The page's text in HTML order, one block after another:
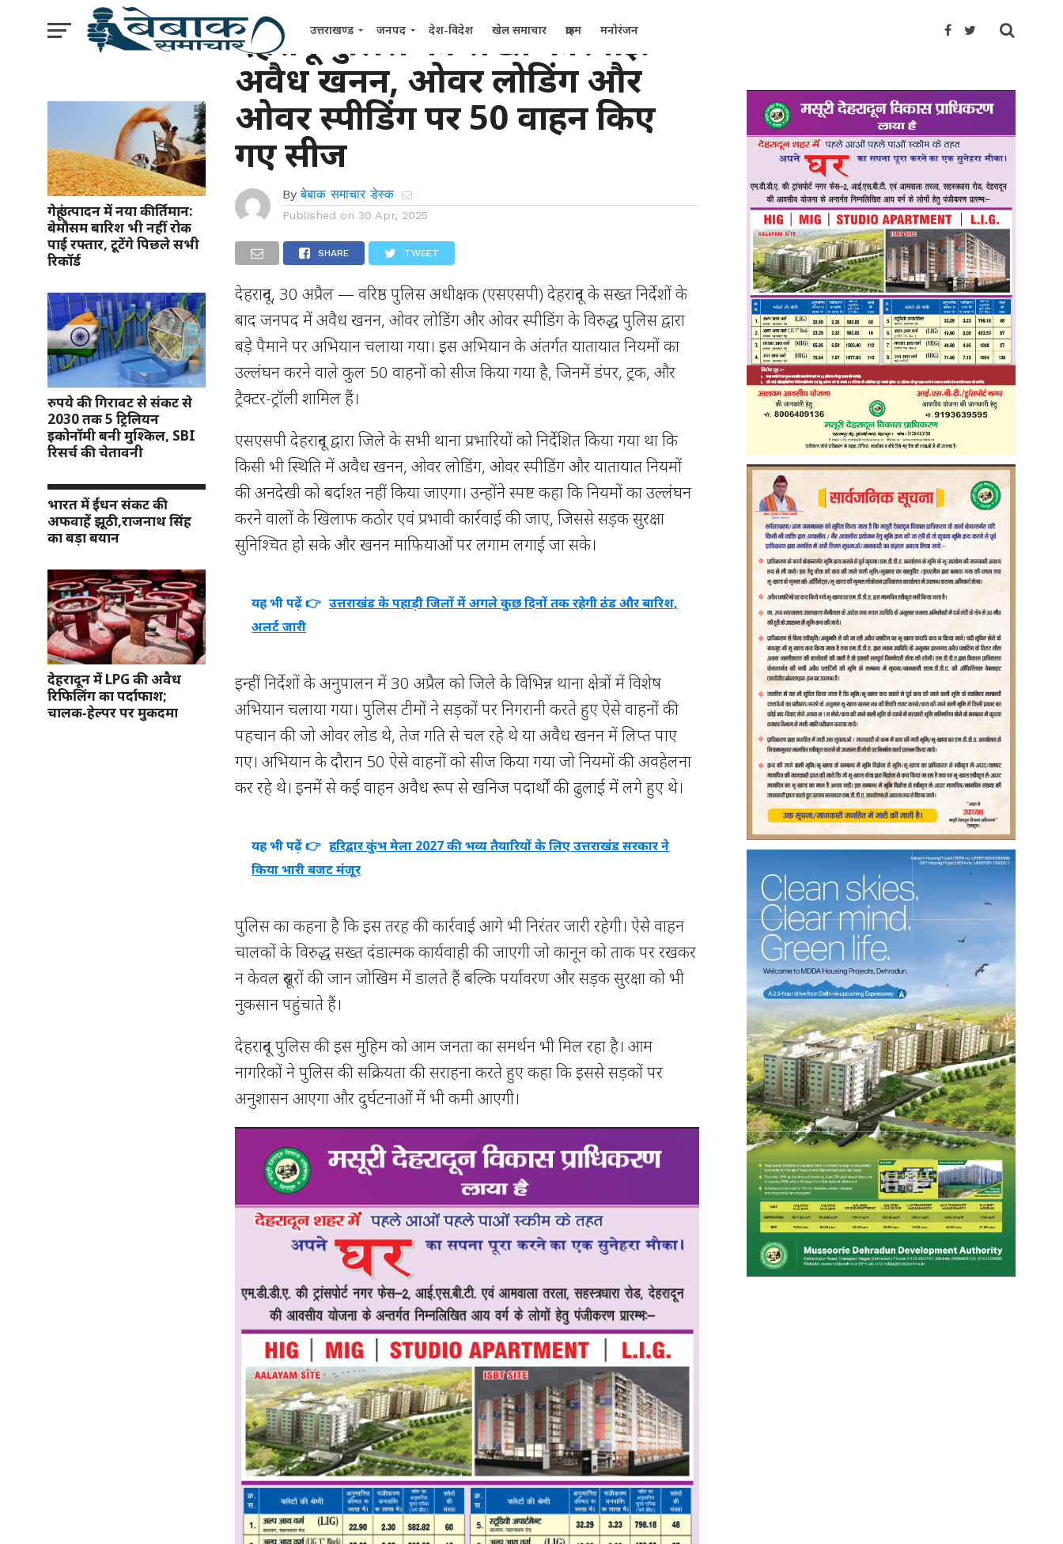
उत्तराखण्ड जनपद देश-विदेश खेल समाचार क्राइम मनोरंजन
गेहूं उत्पादन में नया कीर्तिमान:
बेमौसम बारिश भी नहीं रोक
पाई रफ्तार, टूटेंगे पिछले सभी
रिकॉर्ड
रुपये की गिरावट से संकट से
2030 तक 5 ट्रिलियन
इकोनॉमी बनी मुश्किल, SBI
रिसर्च की चेतावनी
भारत में ईंधन संकट की
अफवाहें झूठी,राजनाथ सिंह
का बड़ा बयान
देहरादून में LPG की अवैध
रिफिलिंग का पर्दाफाश;
चालक‑हेल्पर पर मुकदमा
देहरादून पुलिस की सख्त कार्रवाई:
अवैध खनन, ओवर लोडिंग और
ओवर स्पीडिंग पर 50 वाहन किए
गए सीज
By बेबाक समाचार डेस्क
Published on 30 Apr, 2025
SHARE TWEET
देहरादून, 30 अप्रैल — वरिष्ठ पुलिस अधीक्षक (एसएसपी) देहरादून के सख्त निर्देशों के
बाद जनपद में अवैध खनन, ओवर लोडिंग और ओवर स्पीडिंग के विरुद्ध पुलिस द्वारा
बड़े पैमाने पर अभियान चलाया गया। इस अभियान के अंतर्गत यातायात नियमों का
उल्लंघन करने वाले कुल 50 वाहनों को सीज किया गया है, जिनमें डंपर, ट्रक, और
ट्रैक्टर-ट्रॉली शामिल हैं।
एसएसपी देहरादून द्वारा जिले के सभी थाना प्रभारियों को निर्देशित किया गया था कि
किसी भी स्थिति में अवैध खनन, ओवर लोडिंग, ओवर स्पीडिंग और यातायात नियमों
की अनदेखी को बर्दाश्त नहीं किया जाएगा। उन्होंने स्पष्ट कहा कि नियमों का उल्लंघन
करने वालों के खिलाफ कठोर एवं प्रभावी कार्रवाई की जाए, जिससे सड़क सुरक्षा
सुनिश्चित हो सके और खनन माफियाओं पर लगाम लगाई जा सके।
यह भी पढ़ें 👉 उत्तराखंड के पहाड़ी जिलों में अगले कुछ दिनों तक रहेगी ठंड और बारिश,
अलर्ट जारी
इन्हीं निर्देशों के अनुपालन में 30 अप्रैल को जिले के विभिन्न थाना क्षेत्रों में विशेष
अभियान चलाया गया। पुलिस टीमों ने सड़कों पर निगरानी करते हुए ऐसे वाहनों की
पहचान की जो ओवर लोड थे, तेज गति से चल रहे थे या अवैध खनन में लिप्त पाए
गए। अभियान के दौरान 50 ऐसे वाहनों को सीज किया गया जो नियमों की अवहेलना
कर रहे थे। इनमें से कई वाहन अवैध रूप से खनिज पदार्थों की ढुलाई में लगे हुए थे।
यह भी पढ़ें 👉 हरिद्वार कुंभ मेला 2027 की भव्य तैयारियों के लिए उत्तराखंड सरकार ने
किया भारी बजट मंजूर
पुलिस का कहना है कि इस तरह की कार्रवाई आगे भी निरंतर जारी रहेगी। ऐसे वाहन
चालकों के विरुद्ध सख्त दंडात्मक कार्यवाही की जाएगी जो कानून को ताक पर रखकर
न केवल दूसरों की जान जोखिम में डालते हैं बल्कि पर्यावरण और सड़क सुरक्षा को भी
नुकसान पहुंचाते हैं।
देहरादून पुलिस की इस मुहिम को आम जनता का समर्थन भी मिल रहा है। आम
नागरिकों ने पुलिस की सक्रियता की सराहना करते हुए कहा कि इससे सड़कों पर
अनुशासन आएगा और दुर्घटनाओं में भी कमी आएगी।